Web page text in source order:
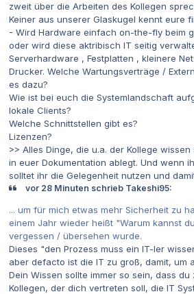
zweit über die Arbeiten des Kollegen
Keiner aus unserer Glaskugel kennt eure
- Wird Hardware einfach on-the-fly beim
oder wird diese aktribisch IT seitig
Serverhardware , Festplatten , kleinere
Drucker. Welche Wartungsverträge /
es dazu?
Wie ist bei euch die Systemlandschaft
lokale Clients?
Welche Schnittstellen gibt es?
Lizenzen?
>> Alles Dinge, die u.a. der Kollege
in euer Dokumentation ablegt. Und wenn
solltet ihr die Gelegenheit nutzen und
vor 28 Minuten schrieb Takeshi95:
... um für mich etwas mehr Sicherheit zu
einem Jahr wieder heißt "Warum kannst
vergessen / übersehen wurde.
Dieses "den Prozess muss ein IT-ler
aber defacto ist die IT zu groß, damit, um
Dein Wissen sollte immer so sein, dass du
Kollegen, der dich vertreten soll, die IT